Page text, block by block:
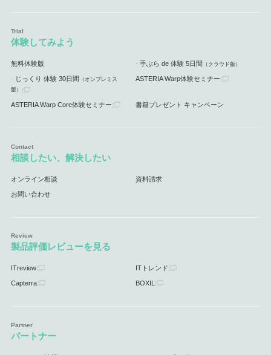
体験してみよう
無料体験版 手ぶら de 体験 5日間 （クラウド版）
じっくり 体験 30日間 （オンプレミス
版）
ASTERIA Warp体験セミナー
ASTERIA Warp Core体験セミナー 書籍プレゼント キャンペーン
相談したい、解決したい
オンライン相談 資料請求
お問い合わせ
製品評価レビューを見る
ITreview ITトレンド
Capterra BOXIL
パートナー